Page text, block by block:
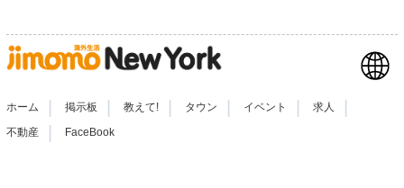
ホーム 掲示板 教えて! タウン イベント 求人
不動産 | FaceBook